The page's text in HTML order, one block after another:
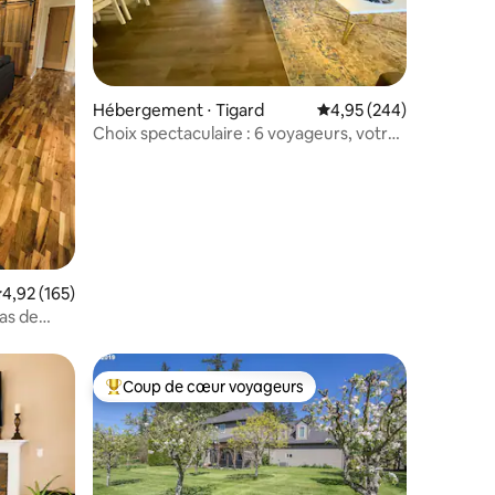
: 4,92 sur 5
moyenne sur la base de 165 commentaires : 4,92 sur 5
4,92 (165)
de
Hébergement ⋅ Tigard Évaluation moyenne
4,95 (244)
Choix spectaculaire : 6 voyageurs, votre
appréciés Coups de cœur voyageurs les plus appréciés
Coup de cœur voyageurs